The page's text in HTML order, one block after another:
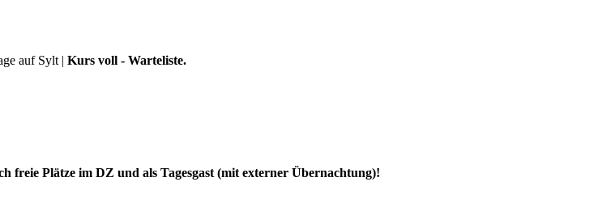
auf Sylt | Kurs voll - Warteliste.
freie Plätze im DZ und als Tagesgast (mit externer Übernachtung)!